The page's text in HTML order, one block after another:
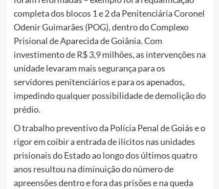
completa dos blocos 1 e 2 da Penitenciária Coronel
Odenir Guimarães (POG), dentro do Complexo
Prisional de Aparecida de Goiânia. Com
investimento de R$ 3,9 milhões, as intervenções na
unidade levaram mais segurança para os
servidores penitenciários e para os apenados,
impedindo qualquer possibilidade de demolição do
prédio.
O trabalho preventivo da Polícia Penal de Goiás e o
rigor em coibir a entrada de ilícitos nas unidades
prisionais do Estado ao longo dos últimos quatro
anos resultou na diminuição do número de
apreensões dentro e fora das prisões e na queda